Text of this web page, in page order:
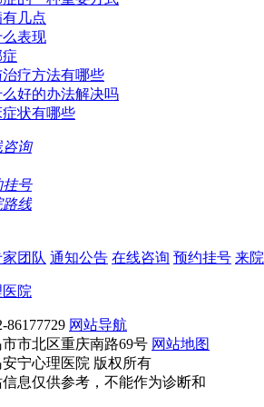
几点
表现
疗方法有哪些
好的办法解决吗
状有哪些
咨询
挂号
路线
团队 通知公告 在线咨询 预约挂号 来
86177729 网站导航
市北区重庆南路69号 网站地图
宁心理医院 版权所有
息仅供参考，不能作为诊断和